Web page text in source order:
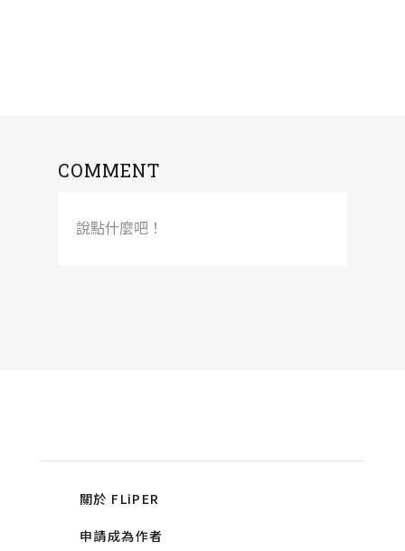
COMMENT
說點什麼吧！
關於 FLiPER
申請成為作者